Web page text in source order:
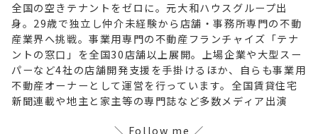
全国の空きテナントをゼロに。元大和ハウスグループ出
身。29歳で独立し仲介未経験から店舗・事務所専門の不動
産業界へ挑戦。事業用専門の不動産フランチャイズ「テナ
ントの窓口」を全国30店舗以上展開。上場企業や大型スー
パーなど4社の店舗開発支援を手掛けるほか、自らも事業用
不動産オーナーとして運営を行っています。全国賃貸住宅
新聞連載や地主と家主等の専門誌など多数メディア出演
＼ Follow me ／